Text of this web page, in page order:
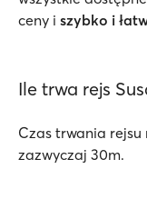
ceny i szybko i
Ile trwa rejs
Czas trwania rejsu
zazwyczaj 30m.